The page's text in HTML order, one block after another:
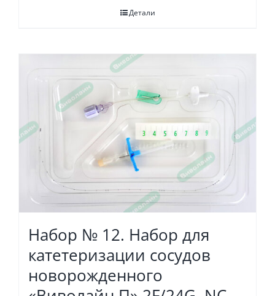
Детали
Набор № 12. Набор для
катетеризации сосудов
новорожденного